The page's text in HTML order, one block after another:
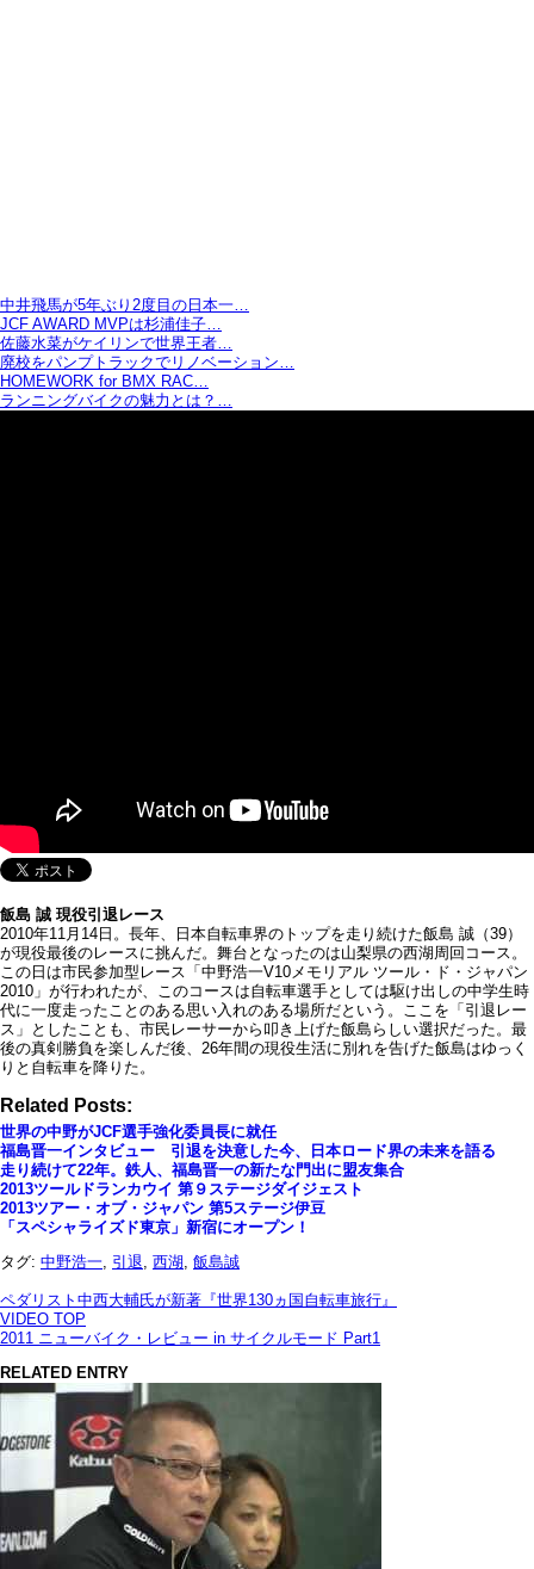
中井飛馬が5年ぶり2度目の日本一…
JCF AWARD MVPは杉浦佳子…
佐藤水菜がケイリンで世界王者…
廃校をパンプトラックでリノベーション…
HOMEWORK for BMX RAC…
ランニングバイクの魅力とは？…
飯島 誠 現役引退レース
2010年11月14日。長年、日本自転車界のトップを走り続けた飯島 誠（39）
が現役最後のレースに挑んだ。舞台となったのは山梨県の西湖周回コース。
この日は市民参加型レース「中野浩一V10メモリアル ツール・ド・ジャパン
2010」が行われたが、このコースは自転車選手としては駆け出しの中学生時
代に一度走ったことのある思い入れのある場所だという。ここを「引退レー
ス」としたことも、市民レーサーから叩き上げた飯島らしい選択だった。最
後の真剣勝負を楽しんだ後、26年間の現役生活に別れを告げた飯島はゆっく
りと自転車を降りた。
Related Posts:
世界の中野がJCF選手強化委員長に就任
福島晋一インタビュー 引退を決意した今、日本ロード界の未来を語る
走り続けて22年。鉄人、福島晋一の新たな門出に盟友集合
2013ツールドランカウイ 第９ステージダイジェスト
2013ツアー・オブ・ジャパン 第5ステージ伊豆
「スペシャライズド東京」新宿にオープン！
タグ: 中野浩一, 引退, 西湖, 飯島誠
ペダリスト中西大輔氏が新著『世界130ヵ国自転車旅行』
VIDEO TOP
2011 ニューバイク・レビュー in サイクルモード Part1
RELATED ENTRY